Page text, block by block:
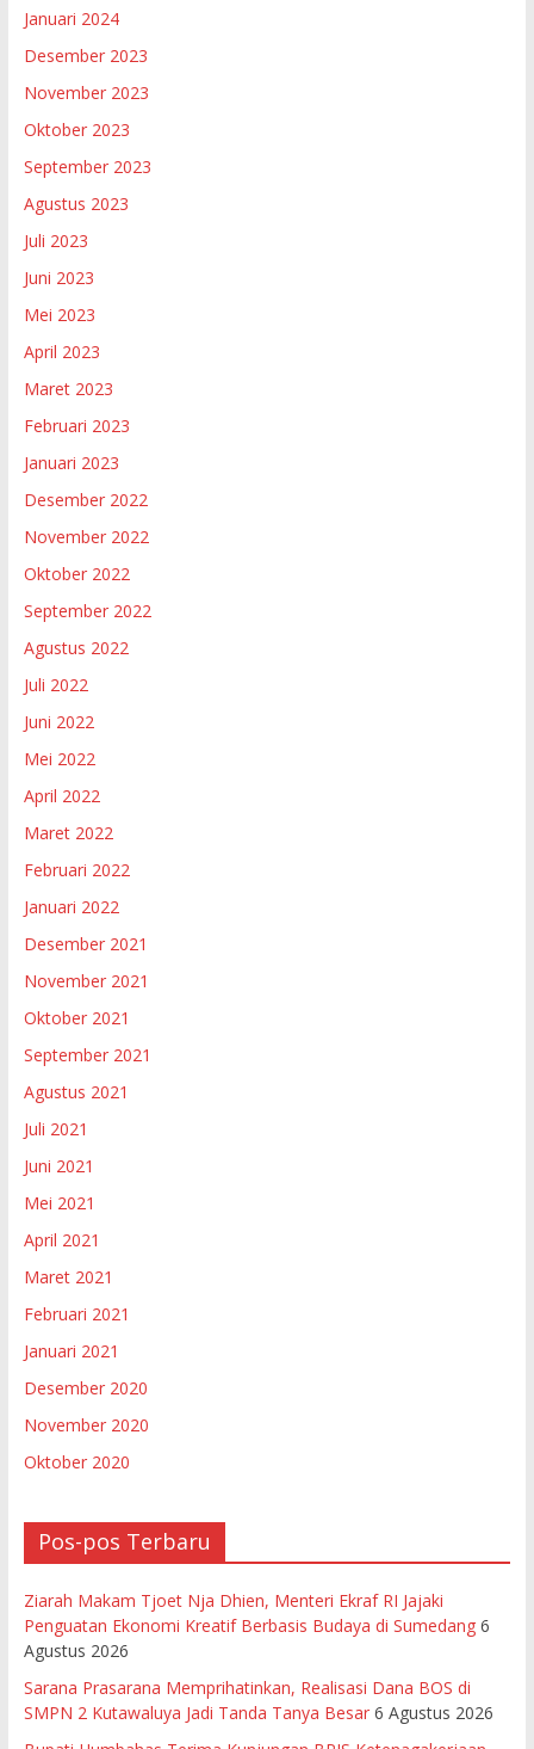
Januari 2024
Desember 2023
November 2023
Oktober 2023
September 2023
Agustus 2023
Juli 2023
Juni 2023
Mei 2023
April 2023
Maret 2023
Februari 2023
Januari 2023
Desember 2022
November 2022
Oktober 2022
September 2022
Agustus 2022
Juli 2022
Juni 2022
Mei 2022
April 2022
Maret 2022
Februari 2022
Januari 2022
Desember 2021
November 2021
Oktober 2021
September 2021
Agustus 2021
Juli 2021
Juni 2021
Mei 2021
April 2021
Maret 2021
Februari 2021
Januari 2021
Desember 2020
November 2020
Oktober 2020
Pos-pos Terbaru
Ziarah Makam Tjoet Nja Dhien, Menteri Ekraf RI Jajaki
Penguatan Ekonomi Kreatif Berbasis Budaya di Sumedang 6
Agustus 2026
Sarana Prasarana Memprihatinkan, Realisasi Dana BOS di
SMPN 2 Kutawaluya Jadi Tanda Tanya Besar 6 Agustus 2026